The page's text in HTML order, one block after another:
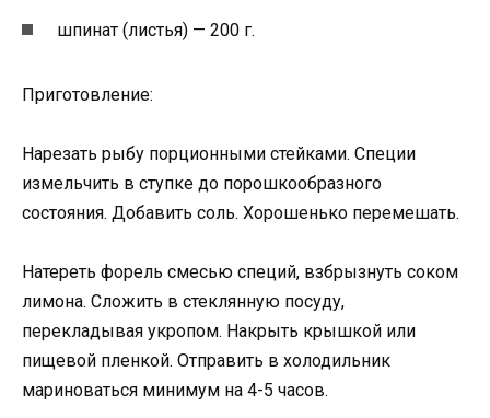
шпинат (листья) — 200 г.
Приготовление:
Нарезать рыбу порционными стейками. Специи
измельчить в ступке до порошкообразного
состояния. Добавить соль. Хорошенько перемешать.
Натереть форель смесью специй, взбрызнуть соком
лимона. Сложить в стеклянную посуду,
перекладывая укропом. Накрыть крышкой или
пищевой пленкой. Отправить в холодильник
мариноваться минимум на 4-5 часов.